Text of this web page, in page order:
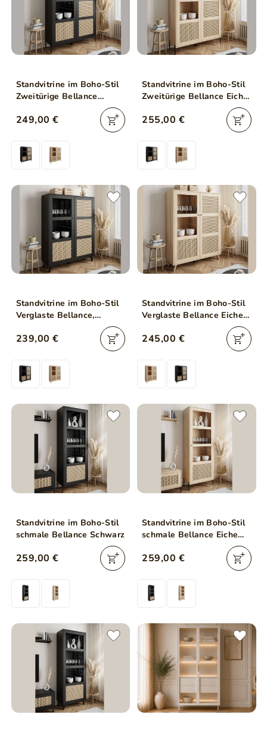
Standvitrine im Boho-Stil
Zweitürige Bellance
249,00 €
Standvitrine im Boho-Stil
Zweitürige Bellance Eiche
255,00 €
Standvitrine im Boho-Stil
Verglaste Bellance,
239,00 €
Standvitrine im Boho-Stil
Verglaste Bellance Eiche
245,00 €
Standvitrine im Boho-Stil
schmale Bellance Schwarz
259,00 €
Standvitrine im Boho-Stil
schmale Bellance Eiche
259,00 €